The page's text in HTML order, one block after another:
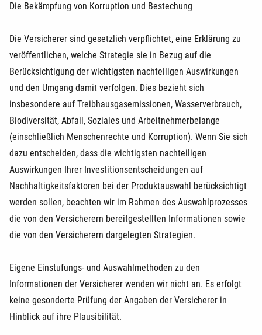
Die Bekämpfung von Korruption und Bestechung
Die Versicherer sind gesetzlich verpflichtet, eine Erklärung zu
veröffentlichen, welche Strategie sie in Bezug auf die
Berücksichtigung der wichtigsten nachteiligen Auswirkungen
und den Umgang damit verfolgen. Dies bezieht sich
insbesondere auf Treibhausgasemissionen, Wasserverbrauch,
Biodiversität, Abfall, Soziales und Arbeitnehmerbelange
(einschließlich Menschenrechte und Korruption). Wenn Sie sich
dazu entscheiden, dass die wichtigsten nachteiligen
Auswirkungen Ihrer Investitionsentscheidungen auf
Nachhaltigkeitsfaktoren bei der Produktauswahl berücksichtigt
werden sollen, beachten wir im Rahmen des Auswahlprozesses
die von den Versicherern bereitgestellten Informationen sowie
die von den Versicherern dargelegten Strategien.
Eigene Einstufungs- und Auswahlmethoden zu den
Informationen der Versicherer wenden wir nicht an. Es erfolgt
keine gesonderte Prüfung der Angaben der Versicherer in
Hinblick auf ihre Plausibilität.